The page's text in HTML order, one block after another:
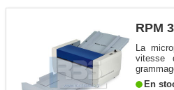
RPM
La
vitesse
En